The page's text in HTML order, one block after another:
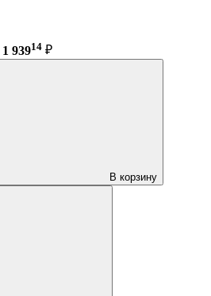
1 93914 ₽
В корзину